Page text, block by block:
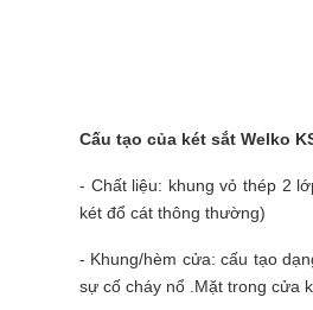
Cấu tạo của két sắt Welko
- Chất liệu: khung vỏ thép 2
két đổ cát thông thường)
- Khung/hèm cửa: cấu tạo
sự cố cháy nổ .Mặt trong cửa